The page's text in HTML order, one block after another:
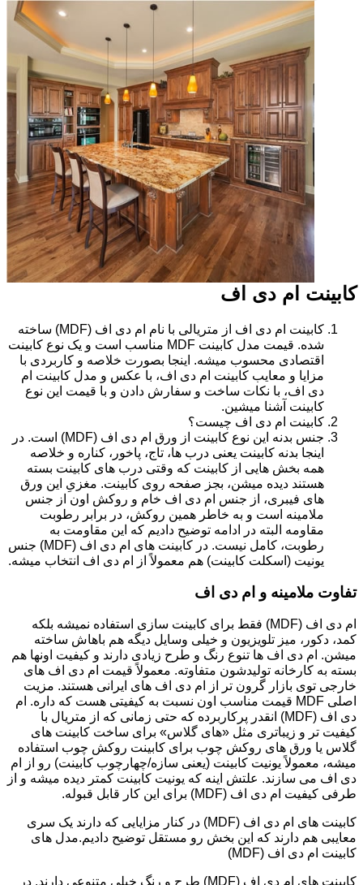
کابینت ام دی اف
کابینت ام دی اف از متریالی با نام ام دی اف (MDF) ساخته
شده. قیمت مدل کابینت MDF مناسب است و یک نوع کابینت
اقتصادی محسوب میشه. اینجا بصورت خلاصه و کاربردی با
مزایا و معایب کابینت ام دی اف، با عکس و مدل کابینت ام
دی اف، با نکات ساخت و سفارش دادن و با قیمت این نوع
کابینت آشنا میشین.
کابینت ام دی اف چیست؟
جنس بدنه این نوع کابینت از ورق ام دی اف (MDF) است. در
اینجا بدنه کابینت یعنی درب ها، تاج، پاخور، کناره و خلاصه
همه بخش هایی از کابینت که وقتی درب های کابینت بسته
هستند دیده میشن، بجز صفحه روی کابینت. مغزیِ این ورق
های فیبری، از جنس ام دی اف خام و روکش اون از جنس
ملامینه است و به خاطر همین روکش، در برابر رطوبت
مقاومه البته در ادامه توضیح دادیم که این مقاومت به
رطوبت، کامل نیست. در کابینت های ام دی اف (MDF) جنس
یونیت (اسکلت کابینت) هم معمولاً از ام دی اف انتخاب میشه.
تفاوت ملامینه و ام دی اف
ام دی اف (MDF) فقط برای کابینت سازی استفاده نمیشه بلکه
کمد، دکور، میز تلویزیون و خیلی وسایل دیگه هم باهاش ساخته
میشن. ام دی اف ها تنوع رنگ و طرح زیادی دارند و کیفیت اونها هم
بسته به کارخانه تولیدشون متفاوته. معمولاً قیمت ام دی اف های
خارجی توی بازار گرون تر از ام دی اف های ایرانی هستند. مزیت
اصلی MDF قیمت مناسب اون نسبت به کیفیتی هست که داره. ام
دی اف (MDF) انقدر پرکاربرده که حتی زمانی که از متریال با
کیفیت تر و زیباتری مثل «های گلاس» برای ساخت کابینت های
گلاس یا ورق های روکش چوب برای کابینت روکش چوب استفاده
میشه، معمولاً یونیت کابینت (یعنی سازه/چهارچوب کابینت) رو از ام
دی اف می سازند. علتش اینه که یونیت کابینت کمتر دیده میشه و از
طرفی کیفیت ام دی اف (MDF) برای این کار قابل قبوله.
کابینت های ام دی اف (MDF) در کنار مزایایی که دارند یک سری
معایبی هم دارند که این بخش رو مستقل توضیح دادیم.مدل های
کابینت ام دی اف (MDF)
کابینت های ام دی اف (MDF) طرح و رنگ خیلی متنوعی دارند. در